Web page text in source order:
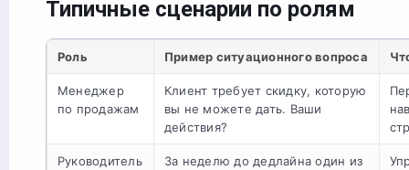
Типичные сценарии по ролям
Роль Пример ситуационного вопроса
Менеджер
по продажам
Клиент требует скидку, которую
вы не можете дать. Ваши
действия?
Руководитель
За неделю до дедлайна один из